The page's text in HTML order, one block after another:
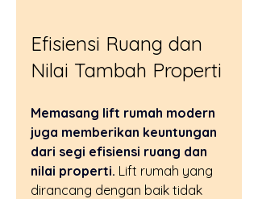
Efisiensi Ruang dan
Nilai Tambah Properti
Memasang lift rumah modern
juga memberikan keuntungan
dari segi efisiensi ruang dan
nilai properti. Lift rumah yang
dirancang dengan baik tidak